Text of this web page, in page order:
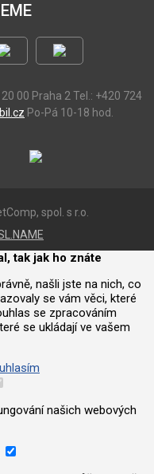
00 Praha 2 Tel.: +420 724
Po-Pá 10-18 hod.
spol. s r.o.
tak jak ho znáte
našli jste na nich, co
se vám věci, které
se zpracováním
se ukládají ve vašem
našich webových